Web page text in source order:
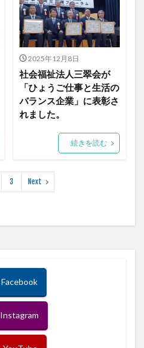
2025年12月8日
社会福祉法人三翠会が
「ひょうご仕事と生活の
バランス企業」に表彰さ
れました。
続きを読む
3 Next
Facebook
Instagram